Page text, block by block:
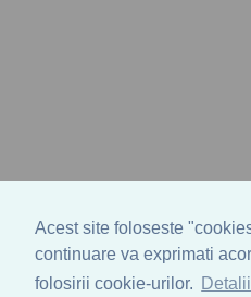
Acest site foloseste
continuare va exprimati
folosirii cookie-urilor.
Detalii